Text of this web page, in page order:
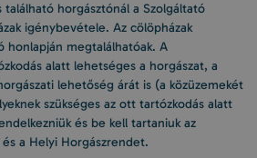
horgásztónál a Szolgáltató
igénybevétele. Az cölöpházak
honlapján megtalálhatóak. A
alatt lehetséges a horgászat, a
lehetőség árát is (a közüzemekét
szükséges az ott tartózkodás alatt
és be kell tartaniuk az
a Helyi Horgászrendet.